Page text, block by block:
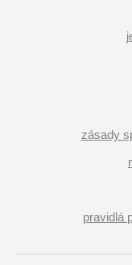
zásady
pravidlá